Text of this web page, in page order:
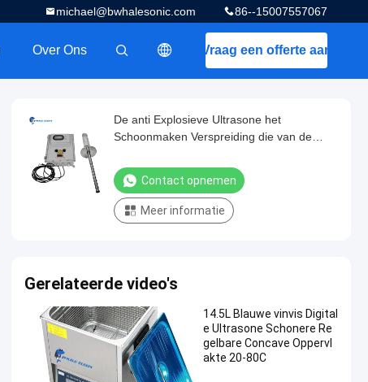
86--15007557067
michael@bwhalesonic.com
Vraag een offerte aan
Over Ons
De anti Explosieve Ultrasone het
Schoonmaken Verspreiding die van de
mengen
Contact opnemen
Meer informatie
Gerelateerde video's
14.5L Blauwe vinvis Digital
e Ultrasone Schonere Re
gelbare Concave Oppervl
akte 20-80C